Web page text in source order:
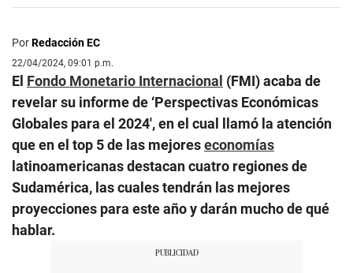
PorRedacción EC
22/04/2024, 09:01 p.m.
El Fondo Monetario Internacional (FMI) acaba de
revelar su informe de ‘Perspectivas Económicas
Globales para el 2024′, en el cual llamó la atención
que en el top 5 de las mejoreseconomías
latinoamericanas destacan cuatro regiones de
Sudamérica, las cuales tendrán las mejores
proyecciones para este año y darán mucho de qué
hablar.